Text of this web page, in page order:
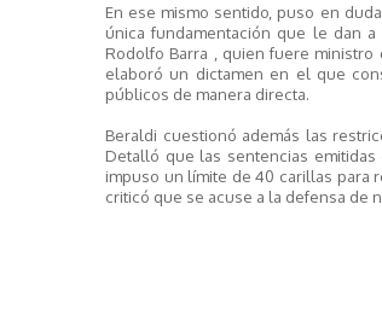
En ese mismo sentido, puso en
única fundamentación que le dan
Rodolfo Barra , quien fuere ministro
elaboró un dictamen en el que
públicos de manera directa.
Beraldi cuestionó además las
Detalló que las sentencias
impuso un límite de 40 carillas para
criticó que se acuse a la defensa de